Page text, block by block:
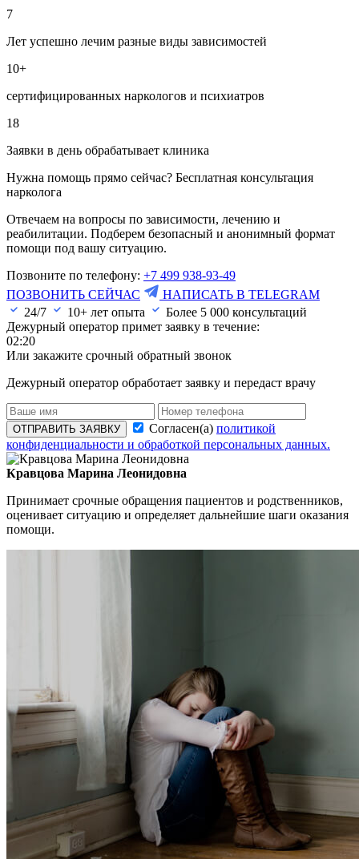
7
Лет успешно лечим разные виды зависимостей
10+
сертифицированных наркологов и психиатров
18
Заявки в день обрабатывает клиника
Нужна помощь прямо сейчас? Бесплатная консультация
нарколога
Отвечаем на вопросы по зависимости, лечению и
реабилитации. Подберем безопасный и анонимный формат
помощи под вашу ситуацию.
Позвоните по телефону: +7 499 938-93-49
ПОЗВОНИТЬ СЕЙЧАС
НАПИСАТЬ В TELEGRAM
24/7
10+ лет опыта Более 5 000 консультаций
Дежурный оператор примет заявку в течение:
02:20
Или закажите срочный обратный звонок
Дежурный оператор обработает заявку и передаст врачу
ОТПРАВИТЬ ЗАЯВКУ Согласен(а) политикой
конфиденциальности и обработкой персональных данных.
Кравцова Марина Леонидовна
Принимает срочные обращения пациентов и родственников,
оценивает ситуацию и определяет дальнейшие шаги оказания
помощи.